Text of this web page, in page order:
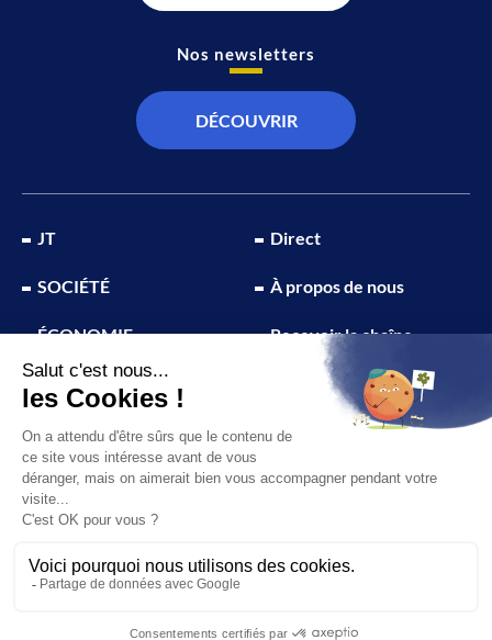
JT
SOCIÉTÉ
ÉCONOMIE
CULTURE & LOISIRS
SPORT
Direct
À propos de nous
Recevoir la chaîne
Devenir annonceur
Nos newsletters
DÉCOUVRIR
Mentions légales